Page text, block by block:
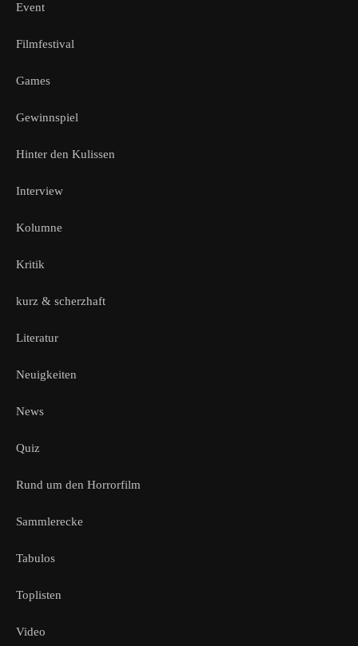
Event
Filmfestival
Games
Gewinnspiel
Hinter den Kulissen
Interview
Kolumne
Kritik
kurz & scherzhaft
Literatur
Neuigkeiten
News
Quiz
Rund um den Horrorfilm
Sammlerecke
Tabulos
Toplisten
Video